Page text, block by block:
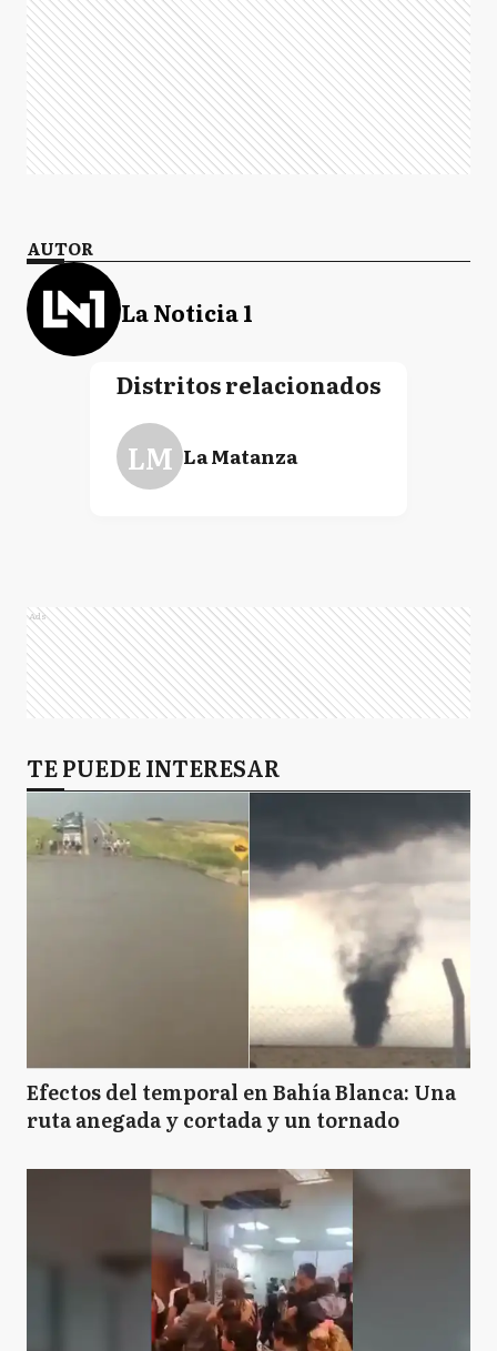
AUTOR
La Noticia 1
Distritos relacionados
LM La Matanza
Ads
TE PUEDE INTERESAR
Efectos del temporal en Bahía Blanca: Una
ruta anegada y cortada y un tornado